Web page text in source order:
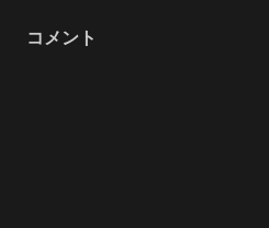
コメント